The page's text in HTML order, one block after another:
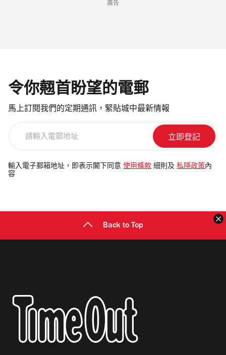
廣告
令你翹首盼望的電郵
馬上訂閱我們的定期通訊，緊貼城中最新情報
電
郵
輸入電子郵箱地址，即表示閣下同意 使用條款 細則及 私隱政策 內
容
Back to Top